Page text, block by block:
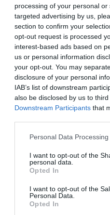
processing of your personal
targeted advertising by us,
section to confirm your
opt-out request is processed
interest-based ads based on
us or personal information
your opt-out. You may
disclosure of your personal
IAB’s list of downstream
also be disclosed by us to
Downstream Participants that
Personal Data
I want to opt-out of the
personal data.
Opted In
I want to opt-out of the
Personal Data.
Opted In
Tags
Τούρκοι Ψαράδες
Σύγκρουση πλοίων